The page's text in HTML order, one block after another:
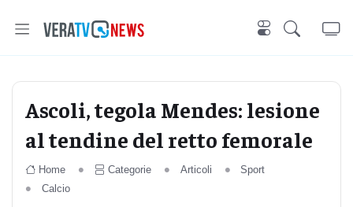
Ascoli, tegola Mendes: lesione
al tendine del retto femorale
Home Categorie Articoli
Sport
Calcio